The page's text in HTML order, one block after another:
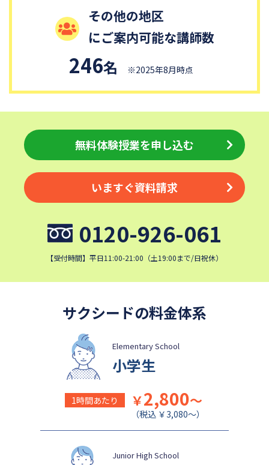
国府台女子学院中学部
平塚中等教育学校
獨協中学校
淑徳中学校
青稜中学校
昭和女子大学附属昭和中学校
細田学園中学校
帝京大学中学校
同志社香里中学校
埼玉栄中学校
城北埼玉中学校
日本大学中学校
目黒日本大学中学校
関東学院中学校
帝塚山学院中学校
星野学園中学校
昭和学院中学校
東京女学館中学校
浜中学校
カリタス女子中学校
成城学園中学校
日本大学豊山中学校
その他の地区
にご案内可能な講師数
246名 ※2025年8月時点
無料体験授業を申し込む
いますぐ資料請求
0120-926-061
【受付時間】平日11:00-21:00（土19:00まで/日祝休）
サクシードの料金体系
Elementary School
小学生
1時間あたり ￥2,800～
（税込 ￥3,080～）
Junior High School